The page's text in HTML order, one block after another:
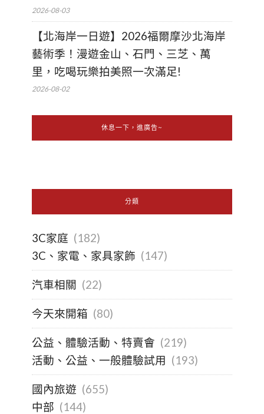
2026-08-03
【北海岸一日遊】2026福爾摩沙北海岸
藝術季！漫遊金山、石門、三芝、萬
里，吃喝玩樂拍美照一次滿足!
2026-08-02
休息一下，進廣告~
分類
3C家庭 (182)
3C、家電、家具家飾 (147)
汽車相關 (22)
今天來開箱 (80)
公益、體驗活動、特賣會 (219)
活動、公益、一般體驗試用 (193)
國內旅遊 (655)
中部 (144)